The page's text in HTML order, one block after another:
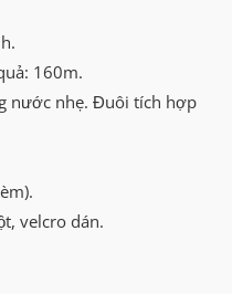
160m.
nước nhẹ. Đuôi tích hợp
velcro dán.